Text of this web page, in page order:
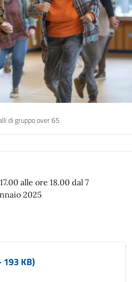
di gruppo over 65
alle ore 18.00 dal 7
2025
KB)